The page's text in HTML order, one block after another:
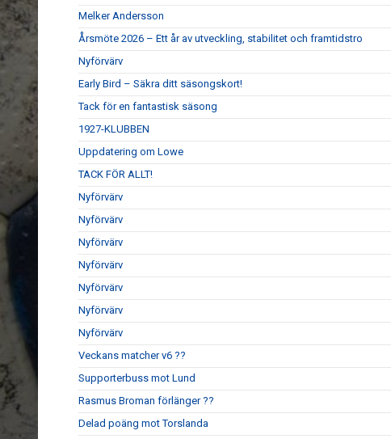
Melker Andersson
Årsmöte 2026 – Ett år av utveckling, stabilitet och framtidstro
Nyförvärv
Early Bird – Säkra ditt säsongskort!
Tack för en fantastisk säsong
1927-KLUBBEN
Uppdatering om Lowe
TACK FÖR ALLT!
Nyförvärv
Nyförvärv
Nyförvärv
Nyförvärv
Nyförvärv
Nyförvärv
Nyförvärv
Veckans matcher v6 ??
Supporterbuss mot Lund
Rasmus Broman förlänger ??
Delad poäng mot Torslanda